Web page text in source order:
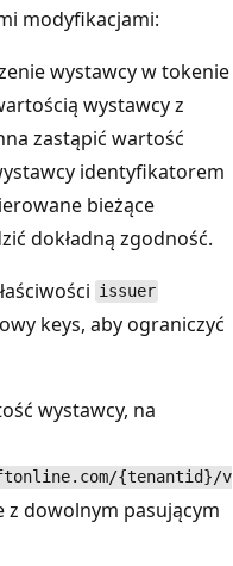
modyfikacjami:
wystawcy w tokenie
wystawcy z
zastąpić wartość
identyfikatorem
bieżące
dokładną zgodność.
issuer
keys, aby ograniczyć
wystawcy, na
{tenantid}/v
z dowolnym pasującym